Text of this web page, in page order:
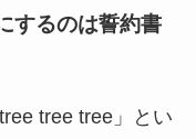
するのは誓約書
tree tree」とい